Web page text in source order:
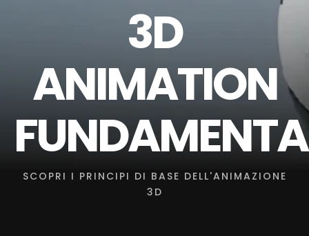
CONTATTI
3D
ANIMATION
SCOPRI I PRINCIPI DI BASE DELL'ANIMAZIONE
3D